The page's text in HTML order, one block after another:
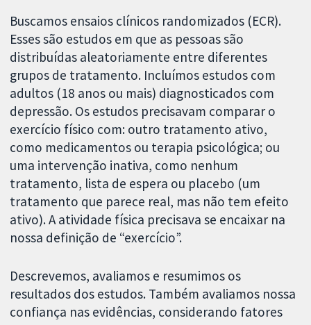
Buscamos ensaios clínicos randomizados (ECR).
Esses são estudos em que as pessoas são
distribuídas aleatoriamente entre diferentes
grupos de tratamento. Incluímos estudos com
adultos (18 anos ou mais) diagnosticados com
depressão. Os estudos precisavam comparar o
exercício físico com: outro tratamento ativo,
como medicamentos ou terapia psicológica; ou
uma intervenção inativa, como nenhum
tratamento, lista de espera ou placebo (um
tratamento que parece real, mas não tem efeito
ativo). A atividade física precisava se encaixar na
nossa definição de “exercício”.
Descrevemos, avaliamos e resumimos os
resultados dos estudos. Também avaliamos nossa
confiança nas evidências, considerando fatores